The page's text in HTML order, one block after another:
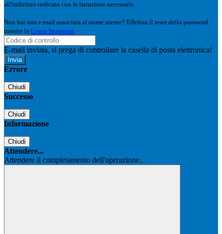
all'indirizzo indicato con le istruzioni necessarie.
Non hai una e-mail associata al nome utente? Effettua il reset della password
tramite la Login Spaggiari
E-mail inviata, si prega di controllare la casella di posta elettronica!
Errore
Chiudi
Successo
Chiudi
Informazione
Chiudi
Attendere...
Attendere il completamento dell'operazione...